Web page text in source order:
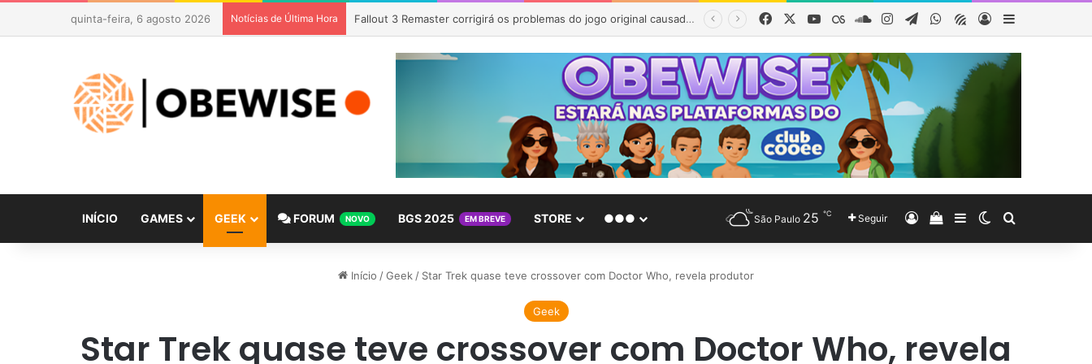
quinta-feira, 6 agosto 2026 Notícias de Última Hora LEGO Botanicals ganha jiboia dourada que parece de verdade e não precisa de cuidados FacebookYouTube
Last.FMSoundCloud
Instagram
TelegramWhatsApp
Obewise Radio
EntrarBarra Lateral
INÍCIO GAMES GEEK FORUM NOVO BGS 2025 EM BREVE STORE ●●● São Paulo 25 ℃ Seguir EntrarVeja seu carrinho de
Barra Lateral
Switch skin
Procurar por
Início /Geek / Star Trek quase teve crossover com Doctor Who, revela produtor
Geek
Star Trek quase teve crossover com Doctor Who, revela